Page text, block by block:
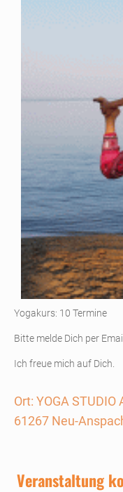
Yogakurs: 10 Termine
Bitte melde Dich per
Ich freue mich auf Dich.
Ort: YOGA
61267 Neu-
Veranstaltung